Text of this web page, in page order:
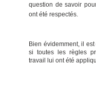
question de savoir
ont été respectés.
Bien évidemment, il
si toutes les règles
travail lui ont été